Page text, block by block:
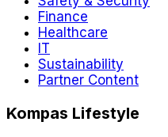
Finance
Healthcare
IT
Sustainability
Partner Content
Kompas Lifestyle